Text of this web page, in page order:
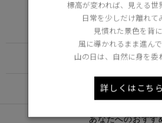
アクティ
Learn
FUNCTION
DETAIL
あなたへのおすす
標高が変われば、見える世
日常を少しだけ離れて
見慣れた景色を背に
風に導かれるまま進んで
山の日は、自然に身を委
詳しくはこちら